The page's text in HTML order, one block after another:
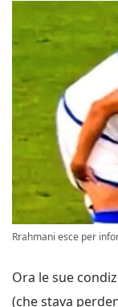
Rrahmani esce per
Ora le sue
(che stava